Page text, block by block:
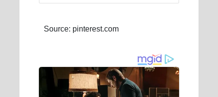
Source: pinterest.com